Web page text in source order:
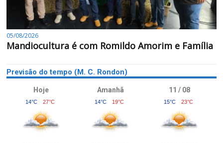
05/08/2026
Mandiocultura é com Romildo Amorim e Família
Previsão do tempo (M. C. Rondon)
Hoje
14°C 27°C
Amanhã
14°C 19°C
11 / 08
15°C 23°C